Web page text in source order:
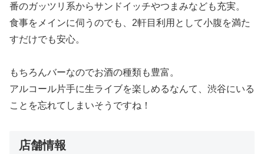
番のガッツリ系からサンドイッチやつまみなども充実。
食事をメインに伺うのでも、2軒目利用として小腹を満た
すだけでも安心。
もちろんバーなのでお酒の種類も豊富。
アルコール片手に生ライブを楽しめるなんて、渋谷にいる
ことを忘れてしまいそうですね！
店舗情報